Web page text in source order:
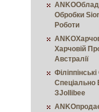
Обробки
Роботи
Харчовій
Австралії
Спеціально
ЗJollibee